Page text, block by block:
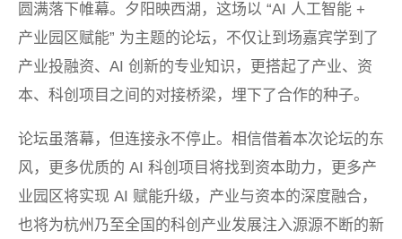
圆满落下帷幕。夕阳映西湖，这场以 “AI 人工智能 +
产业园区赋能” 为主题的论坛，不仅让到场嘉宾学到了
产业投融资、AI 创新的专业知识，更搭起了产业、资
本、科创项目之间的对接桥梁，埋下了合作的种子。
论坛虽落幕，但连接永不停止。相信借着本次论坛的东
风，更多优质的 AI 科创项目将找到资本助力，更多产
业园区将实现 AI 赋能升级，产业与资本的深度融合，
也将为杭州乃至全国的科创产业发展注入源源不断的新